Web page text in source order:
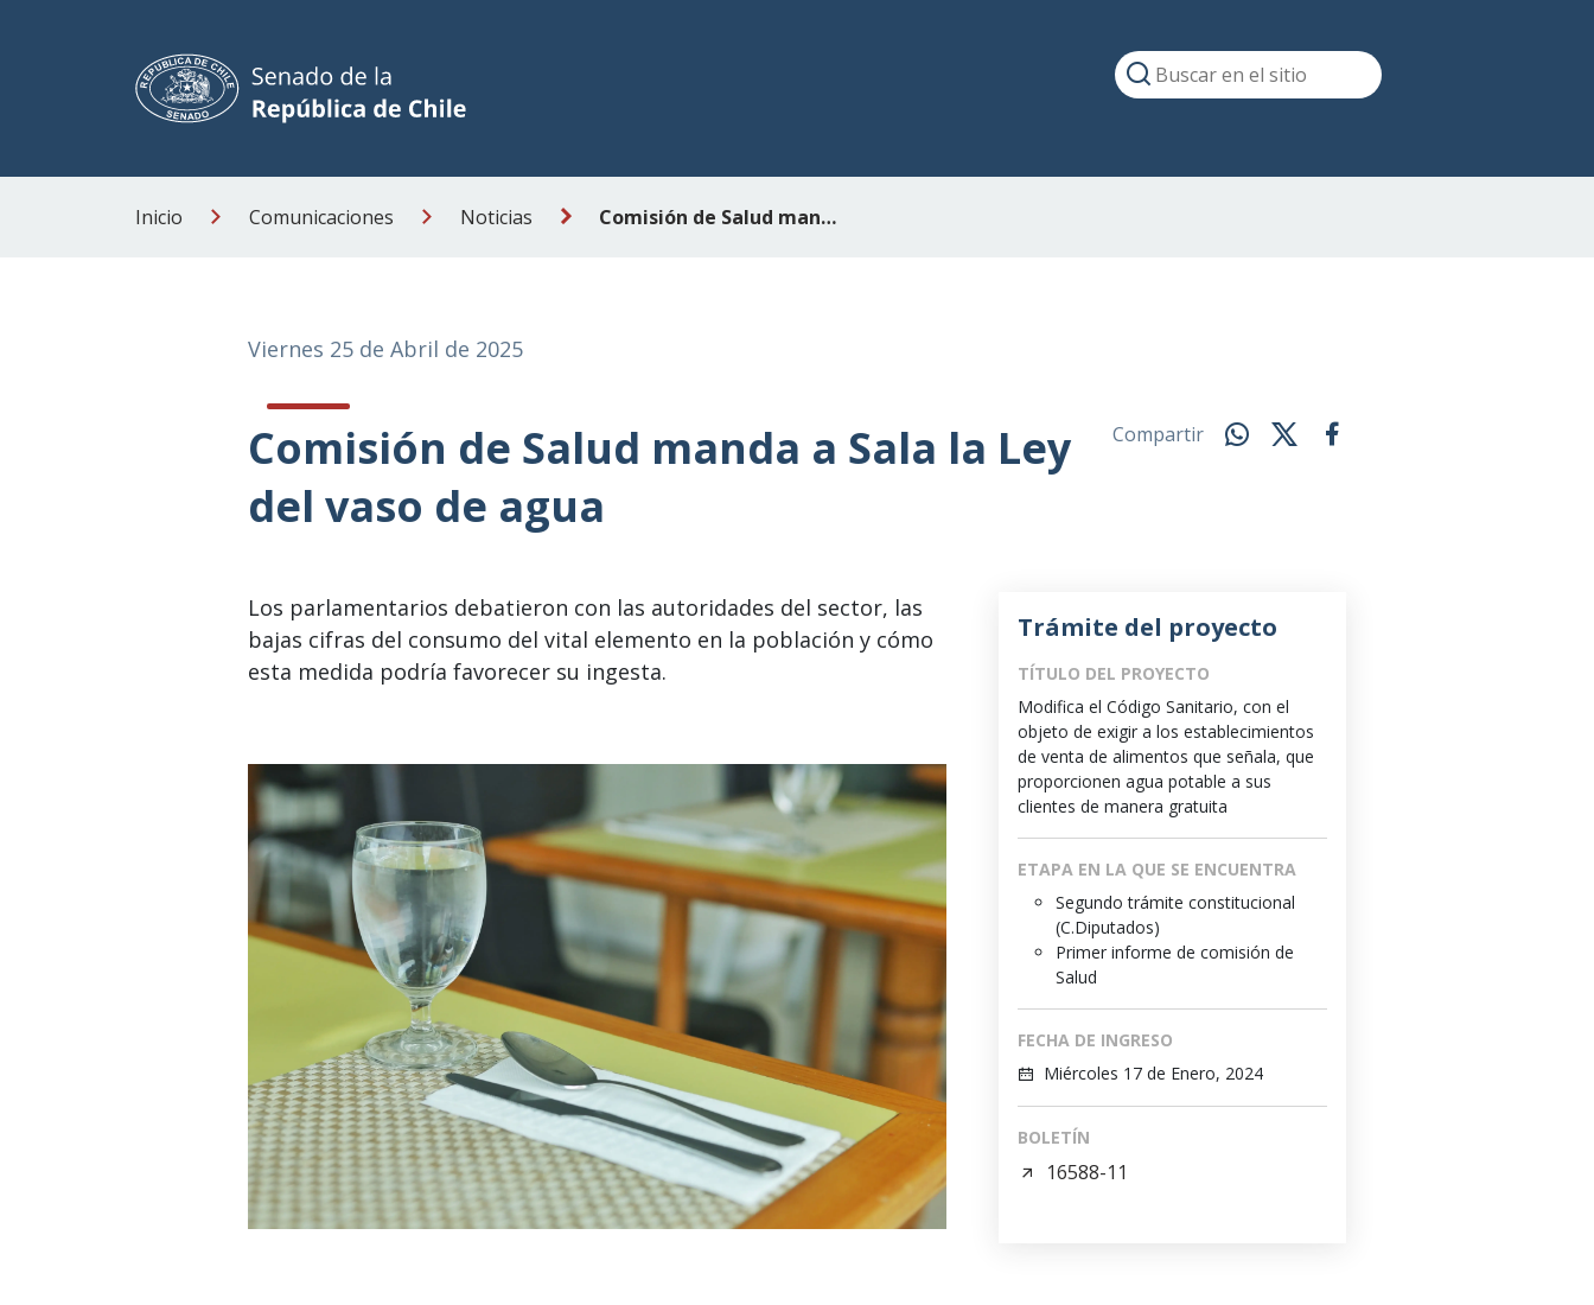
Inicio Comunicaciones Noticias Comisión de Salud manda a Sala la Ley del vaso de agua
Viernes 25 de Abril de 2025
Comisión de Salud manda a Sala la Ley
del vaso de agua
Compartir
Los parlamentarios debatieron con las autoridades del sector, las
bajas cifras del consumo del vital elemento en la población y cómo
esta medida podría favorecer su ingesta.
Trámite del proyecto
TÍTULO DEL PROYECTO
Modifica el Código Sanitario, con el
objeto de exigir a los establecimientos
de venta de alimentos que señala, que
proporcionen agua potable a sus
clientes de manera gratuita
ETAPA EN LA QUE SE ENCUENTRA
Segundo trámite constitucional
(C.Diputados)
Primer informe de comisión de
Salud
FECHA DE INGRESO
Miércoles 17 de Enero, 2024
BOLETÍN
16588-11